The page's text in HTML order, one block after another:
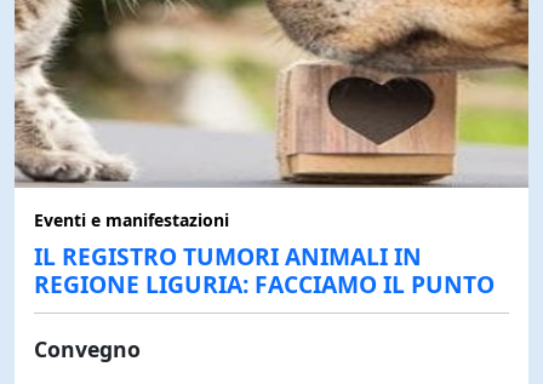
Eventi e manifestazioni
IL REGISTRO TUMORI ANIMALI IN
REGIONE LIGURIA: FACCIAMO IL PUNTO
Convegno